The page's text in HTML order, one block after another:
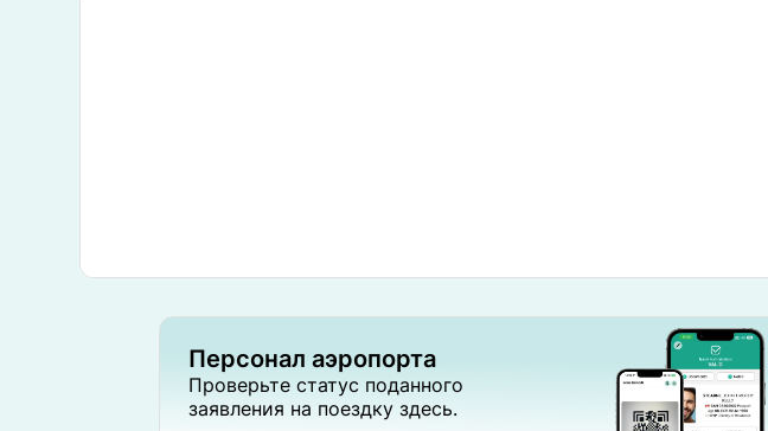
Персонал аэропорта
Проверьте статус поданного
заявления на поездку здесь.